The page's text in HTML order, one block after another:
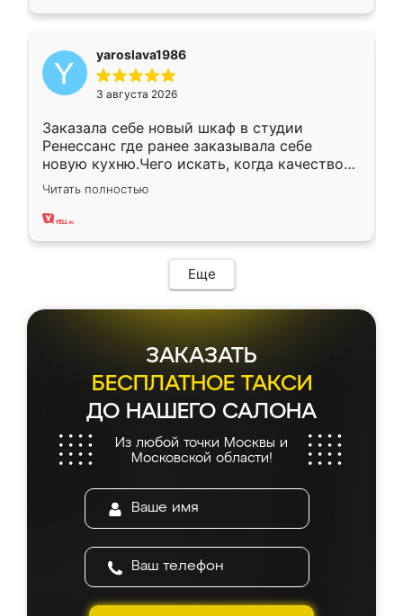
yaroslava1986
3 августа 2026
Заказала себе новый шкаф в студии
Ренессанс где ранее заказывала себе
новую кухню.Чего искать, когда качеством
вполне довольна. Служит кухня уже почти
два года, нареканий нет.
Читать полностью
Еще
ЗАКАЗАТЬ
БЕСПЛАТНОЕ ТАКСИ
ДО НАШЕГО САЛОНА
Из любой точки Москвы и
Московской области!